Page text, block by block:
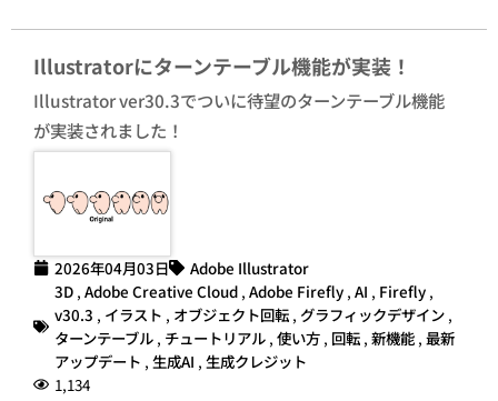
Illustratorにターンテーブル機能が実装！
Illustrator ver30.3でついに待望のターンテーブル機能
が実装されました！
2026年04月03日
Adobe Illustrator
3D , Adobe Creative Cloud , Adobe Firefly , AI , Firefly ,
v30.3 , イラスト , オブジェクト回転 , グラフィックデザイン ,
ターンテーブル , チュートリアル , 使い方 , 回転 , 新機能 , 最新
アップデート , 生成AI , 生成クレジット
1,134